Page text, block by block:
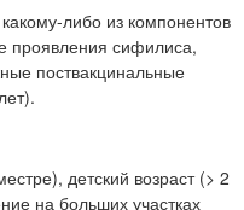
либо из компонентов
проявления сифилиса,
поствакцинальные
детский возраст (> 2
на больших участках